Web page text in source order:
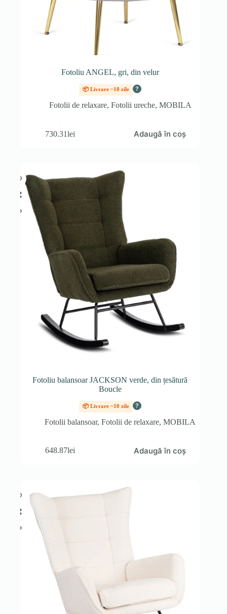
Fotoliu ANGEL, gri, din velur
📦 Livrare ~10 zile ?
Fotolii de relaxare, Fotolii ureche, MOBILA
730.31lei Adaugă în coș
Fotoliu balansoar JACKSON verde, din țesătură
Boucle
📦 Livrare ~10 zile ?
Fotolii balansoar,Fotolii de relaxare,MOBILA
648.87lei Adaugă în coș